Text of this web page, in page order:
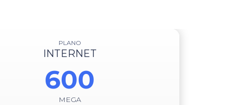
PLANO
INTERNET
600
MEGA